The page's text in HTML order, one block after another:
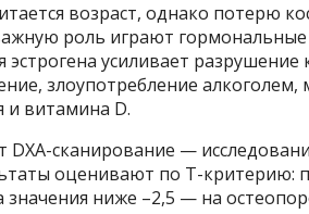
возраст, однако потерю
роль играют гормональные
усиливает разрушение
злоупотребление
и витамина D.
DXA-сканирование —
оценивают по T-критерию:
ниже –2,5 — на